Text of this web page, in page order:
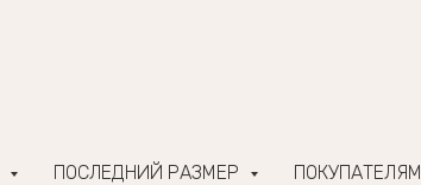
ПОСЛЕДНИЙ РАЗМЕР ПОКУПАТЕЛЯМ